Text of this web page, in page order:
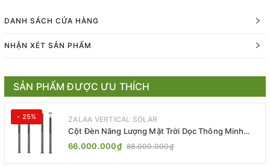
DANH SÁCH CỬA HÀNG
NHẬN XÉT SẢN PHẨM
SẢN PHẨM ĐƯỢC ƯU THÍCH
- 25% ZALAA VERTICAL SOLAR
Cột Đèn Năng Lượng Mặt Trời Dọc Thông Minh
ZSR-YYDS-360 | ZALAA Jsc
66.000.000₫ 88.000.000₫